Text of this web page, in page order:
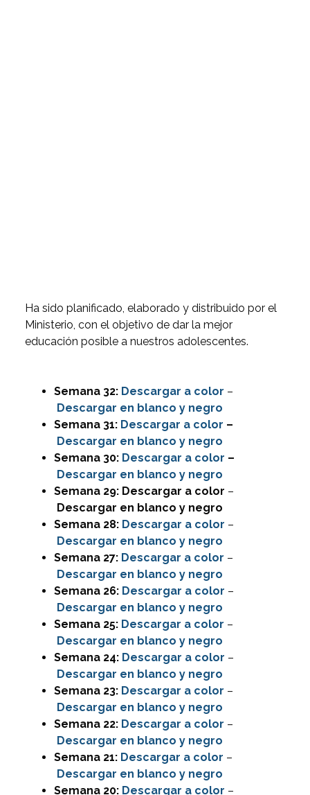
Ha sido planificado, elaborado y distribuido por el
Ministerio, con el objetivo de dar la mejor
educación posible a nuestros adolescentes.
Semana 32: Descargar a color –
Descargar en blanco y negro
Semana 31: Descargar a color –
Descargar en blanco y negro
Semana 30: Descargar a color –
Descargar en blanco y negro
Semana 29: Descargar a color –
Descargar en blanco y negro
Semana 28: Descargar a color –
Descargar en blanco y negro
Semana 27: Descargar a color –
Descargar en blanco y negro
Semana 26: Descargar a color –
Descargar en blanco y negro
Semana 25: Descargar a color –
Descargar en blanco y negro
Semana 24: Descargar a color –
Descargar en blanco y negro
Semana 23: Descargar a color –
Descargar en blanco y negro
Semana 22: Descargar a color –
Descargar en blanco y negro
Semana 21: Descargar a color –
Descargar en blanco y negro
Semana 20: Descargar a color –